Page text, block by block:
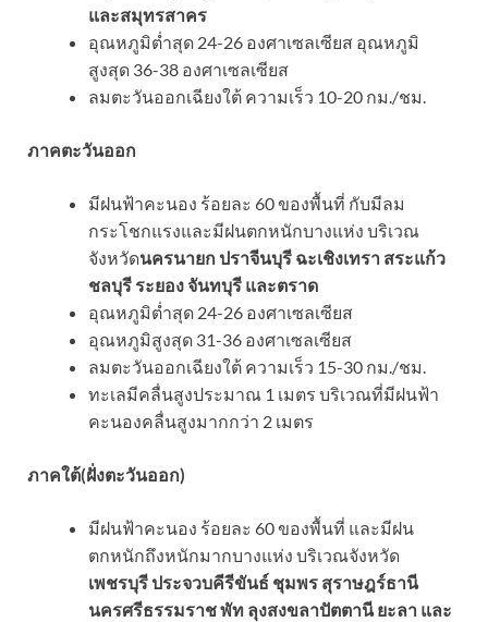
และสมุทรสาคร
อุณหภูมิต่ำสุด 24-26 องศาเซลเซียส อุณหภูมิ
สูงสุด 36-38 องศาเซลเซียส
ลมตะวันออกเฉียงใต้ ความเร็ว 10-20 กม./ชม.
ภาคตะวันออก
มีฝนฟ้าคะนอง ร้อยละ 60 ของพื้นที่ กับมีลม
กระโชกแรงและมีฝนตกหนักบางแห่ง บริเวณ
จังหวัดนครนายก ปราจีนบุรี ฉะเชิงเทรา สระแก้ว
ชลบุรี ระยอง จันทบุรี และตราด
อุณหภูมิต่ำสุด 24-26 องศาเซลเซียส
อุณหภูมิสูงสุด 31-36 องศาเซลเซียส
ลมตะวันออกเฉียงใต้ ความเร็ว 15-30 กม./ชม.
ทะเลมีคลื่นสูงประมาณ 1 เมตร บริเวณที่มีฝนฟ้า
คะนองคลื่นสูงมากกว่า 2 เมตร
ภาคใต้(ฝั่งตะวันออก)
มีฝนฟ้าคะนอง ร้อยละ 60 ของพื้นที่ และมีฝน
ตกหนักถึงหนักมากบางแห่ง บริเวณจังหวัด
เพชรบุรี ประจวบคีรีขันธ์ ชุมพร สุราษฎร์ธานี
นครศรีธรรมราช พัท ลุงสงขลาปัตตานี ยะลา และ